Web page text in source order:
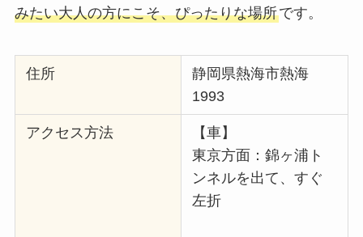
みたい大人の方にこそ、ぴったりな場所です。
住所
静岡県熱海市熱海
1993
アクセス方法
【車】
東京方面：錦ヶ浦ト
ンネルを出て、すぐ
左折